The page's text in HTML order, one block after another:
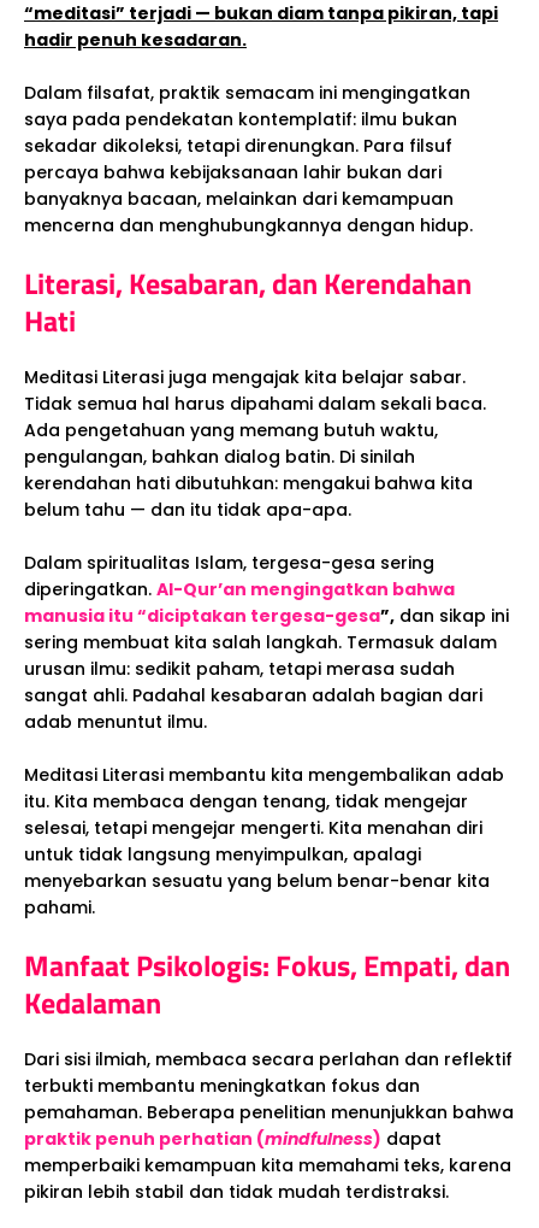
“meditasi” terjadi — bukan diam tanpa pikiran, tapi
hadir penuh kesadaran.
Dalam filsafat, praktik semacam ini mengingatkan
saya pada pendekatan kontemplatif: ilmu bukan
sekadar dikoleksi, tetapi direnungkan. Para filsuf
percaya bahwa kebijaksanaan lahir bukan dari
banyaknya bacaan, melainkan dari kemampuan
mencerna dan menghubungkannya dengan hidup.
Literasi, Kesabaran, dan Kerendahan
Hati
Meditasi Literasi juga mengajak kita belajar sabar.
Tidak semua hal harus dipahami dalam sekali baca.
Ada pengetahuan yang memang butuh waktu,
pengulangan, bahkan dialog batin. Di sinilah
kerendahan hati dibutuhkan: mengakui bahwa kita
belum tahu — dan itu tidak apa-apa.
Dalam spiritualitas Islam, tergesa-gesa sering
diperingatkan. Al-Qur’an mengingatkan bahwa
manusia itu “diciptakan tergesa-gesa”, dan sikap ini
sering membuat kita salah langkah. Termasuk dalam
urusan ilmu: sedikit paham, tetapi merasa sudah
sangat ahli. Padahal kesabaran adalah bagian dari
adab menuntut ilmu.
Meditasi Literasi membantu kita mengembalikan adab
itu. Kita membaca dengan tenang, tidak mengejar
selesai, tetapi mengejar mengerti. Kita menahan diri
untuk tidak langsung menyimpulkan, apalagi
menyebarkan sesuatu yang belum benar-benar kita
pahami.
Manfaat Psikologis: Fokus, Empati, dan
Kedalaman
Dari sisi ilmiah, membaca secara perlahan dan reflektif
terbukti membantu meningkatkan fokus dan
pemahaman. Beberapa penelitian menunjukkan bahwa
praktik penuh perhatian (mindfulness) dapat
memperbaiki kemampuan kita memahami teks, karena
pikiran lebih stabil dan tidak mudah terdistraksi.